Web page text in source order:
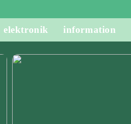
elektronik information